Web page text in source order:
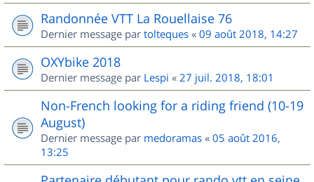
Randonnée VTT La Rouellaise 76
Dernier message par tolteques « 09 août 2018, 14:27
OXYbike 2018
Dernier message par Lespi « 27 juil. 2018, 18:01
Non-French looking for a riding friend (10-19
August)
Dernier message par medoramas « 05 août 2016,
13:25